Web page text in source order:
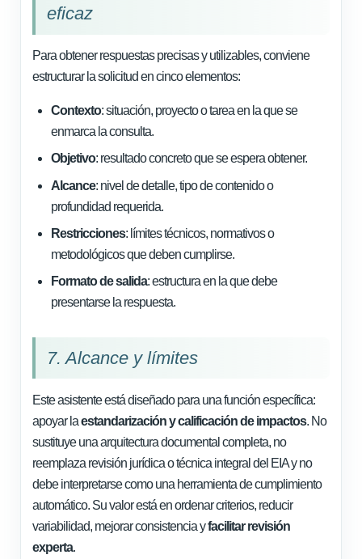
eficaz
Para obtener respuestas precisas y utilizables, conviene
estructurar la solicitud en cinco elementos:
Contexto: situación, proyecto o tarea en la que se
enmarca la consulta.
Objetivo: resultado concreto que se espera obtener.
Alcance: nivel de detalle, tipo de contenido o
profundidad requerida.
Restricciones: límites técnicos, normativos o
metodológicos que deben cumplirse.
Formato de salida: estructura en la que debe
presentarse la respuesta.
7. Alcance y límites
Este asistente está diseñado para una función específica:
apoyar laestandarización y calificación de impactos. No
sustituye una arquitectura documental completa, no
reemplaza revisión jurídica o técnica integral del EIA y no
debe interpretarse como una herramienta de cumplimiento
automático. Su valor está en ordenar criterios, reducir
variabilidad, mejorar consistencia yfacilitar revisión
experta.